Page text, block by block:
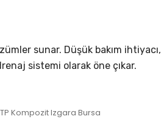
sunar. Düşük bakım
sistemi olarak öne çıkar.
Kompozit Izgara Bursa